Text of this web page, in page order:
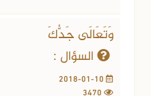
وَتَعَالَى جَدُّكَ
السؤال :